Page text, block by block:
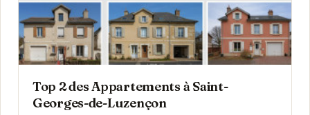
Top 2 des Appartements à Saint-
Georges-de-Luzençon